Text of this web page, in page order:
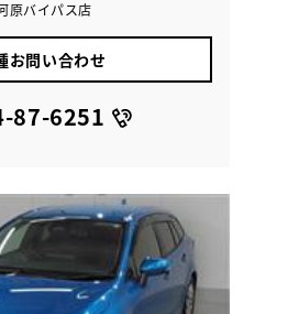
原バイパス店
お問い合わせ
87-6251